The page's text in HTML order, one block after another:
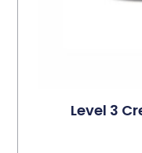
Level 3